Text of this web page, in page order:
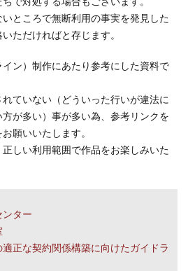
ところで無断利用の事実を発見した
ただければと存じます。
ン）制作にあたり参考にした資料で
ていない（どういった行いが違法に
が多い）事が多い為、参考リンクを
願いいたします。
正しい利用範囲で作品をお楽しみいた
ター
正な契約関係構築に向けたガイドラ